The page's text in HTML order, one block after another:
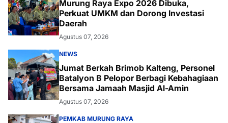
Murung Raya Expo 2026 Dibuka,
Perkuat UMKM dan Dorong Investasi
Daerah
Agustus 07, 2026
NEWS
Jumat Berkah Brimob Kalteng, Personel
Batalyon B Pelopor Berbagi Kebahagiaan
Bersama Jamaah Masjid Al-Amin
Agustus 07, 2026
PEMKAB MURUNG RAYA